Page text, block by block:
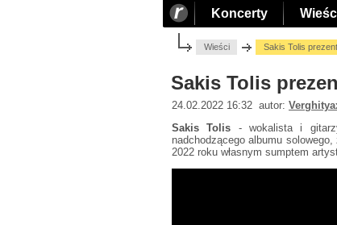
Koncerty
Wieści Sakis Tolis
Sakis Tolis
24.02.2022 16:32 autor:
Sakis Tolis - wokalista i
nadchodzącego albumu solowego,
2022 roku własnym sumptem